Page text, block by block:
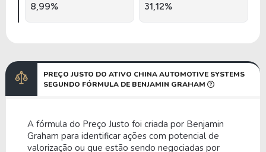
8,99% 31,12%
PREÇO JUSTO DO ATIVO CHINA AUTOMOTIVE SYSTEMS
SEGUNDO FÓRMULA DE BENJAMIN GRAHAM
A fórmula do Preço Justo foi criada por Benjamin
Graham para identificar ações com potencial de
valorização ou que estão sendo negociadas por